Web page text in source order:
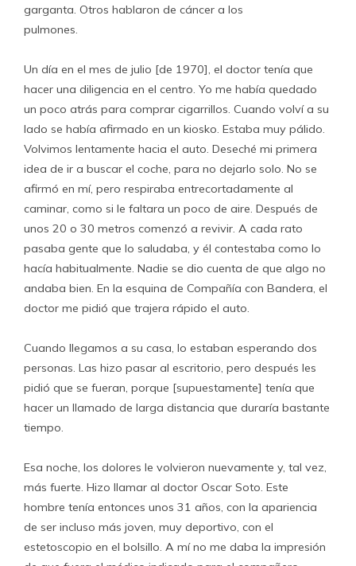
garganta. Otros hablaron de cáncer a los
pulmones.
Un día en el mes de julio [de 1970], el doctor tenía que
hacer una diligencia en el centro. Yo me había quedado
un poco atrás para comprar cigarrillos. Cuando volví a su
lado se había afirmado en un kiosko. Estaba muy pálido.
Volvimos lentamente hacia el auto. Deseché mi primera
idea de ir a buscar el coche, para no dejarlo solo. No se
afirmó en mí, pero respiraba entrecortadamente al
caminar, como si le faltara un poco de aire. Después de
unos 20 o 30 metros comenzó a revivir. A cada rato
pasaba gente que lo saludaba, y él contestaba como lo
hacía habitualmente. Nadie se dio cuenta de que algo no
andaba bien. En la esquina de Compañía con Bandera, el
doctor me pidió que trajera rápido el auto.
Cuando llegamos a su casa, lo estaban esperando dos
personas. Las hizo pasar al escritorio, pero después les
pidió que se fueran, porque [supuestamente] tenía que
hacer un llamado de larga distancia que duraría bastante
tiempo.
Esa noche, los dolores le volvieron nuevamente y, tal vez,
más fuerte. Hizo llamar al doctor Oscar Soto. Este
hombre tenía entonces unos 31 años, con la apariencia
de ser incluso más joven, muy deportivo, con el
estetoscopio en el bolsillo. A mí no me daba la impresión